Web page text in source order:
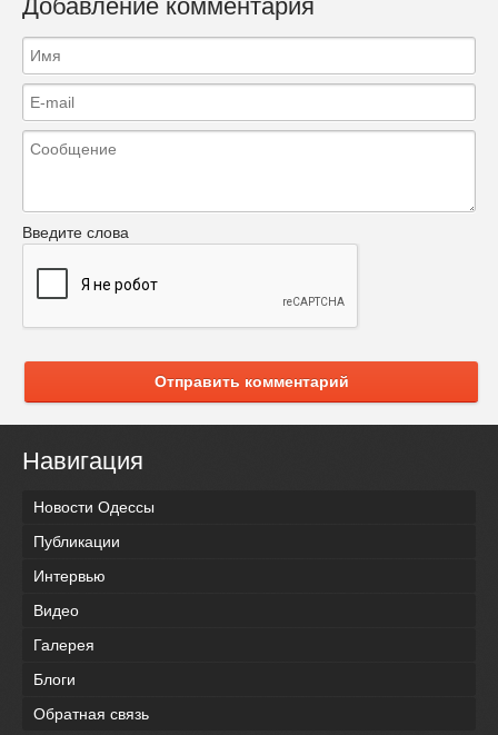
Добавление комментария
Введите слова
Отправить комментарий
Навигация
Новости Одессы
Публикации
Интервью
Видео
Галерея
Блоги
Обратная связь